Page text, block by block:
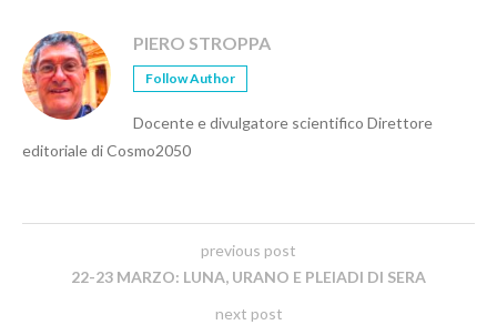
PIERO STROPPA
Follow Author
Docente e divulgatore scientifico Direttore
editoriale di Cosmo2050
previous post
22-23 MARZO: LUNA, URANO E PLEIADI DI SERA
next post